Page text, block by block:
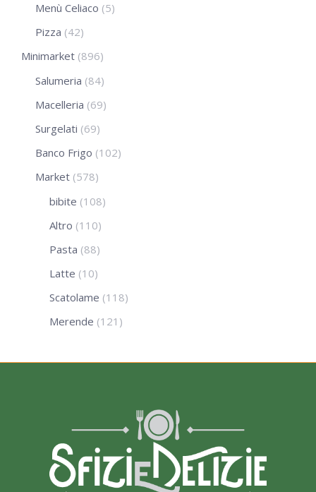
Menù Celiaco (5)
Pizza (42)
Minimarket (896)
Salumeria (84)
Macelleria (69)
Surgelati (69)
Banco Frigo (102)
Market (578)
bibite (108)
Altro (110)
Pasta (88)
Latte (10)
Scatolame (118)
Merende (121)